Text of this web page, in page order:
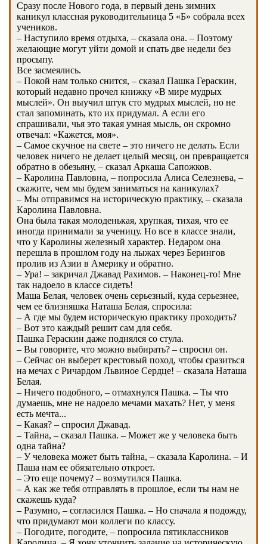
Сразу после Нового года, в первый день зимних
каникул классная руководительница 5 «Б» собрала всех
учеников.
– Наступило время отдыха, – сказала она. – Поэтому
желающие могут уйти домой и спать две недели без
просыпу.
Все засмеялись.
– Покой нам только снится, – сказал Пашка Гераскин,
который недавно прочел книжку «В мире мудрых
мыслей». Он выучил штук сто мудрых мыслей, но не
стал запоминать, кто их придумал. А если его
спрашивали, чья это такая умная мысль, он скромно
отвечал: «Кажется, моя».
– Самое скучное на свете – это ничего не делать. Если
человек ничего не делает целый месяц, он превращается
обратно в обезьяну, – сказал Аркаша Сапожков.
– Каролина Павловна, – попросила Алиса Селезнева, –
скажите, чем мы будем заниматься на каникулах?
– Мы отправимся на историческую практику, – сказала
Каролина Павловна.
Она была такая молоденькая, хрупкая, тихая, что ее
иногда принимали за ученицу. Но все в классе знали,
что у Каролины железный характер. Недаром она
перешла в прошлом году на лыжах через Берингов
пролив из Азии в Америку и обратно.
– Ура! – закричал Джавад Рахимов. – Наконец-то! Мне
так надоело в классе сидеть!
Маша Белая, человек очень серьезный, куда серьезнее,
чем ее близняшка Наташа Белая, спросила:
– А где мы будем историческую практику проходить?
– Вот это каждый решит сам для себя.
Пашка Гераскин даже поднялся со стула.
– Вы говорите, что можно выбирать? – спросил он.
– Сейчас он выберет крестовый поход, чтобы сразиться
на мечах с Ричардом Львиное Сердце! – сказала Наташа
Белая.
– Ничего подобного, – отмахнулся Пашка. – Ты что
думаешь, мне не надоело мечами махать? Нет, у меня
есть мечта...
– Какая? – спросил Джавад.
– Тайна, – сказал Пашка. – Может же у человека быть
одна тайна?
– У человека может быть тайна, – сказала Каролина. – И
Паша нам ее обязательно откроет.
– Это еще почему? – возмутился Пашка.
– А как же тебя отправлять в прошлое, если ты нам не
скажешь куда?
– Разумно, – согласился Пашка. – Но сначала я подожду,
что придумают мои коллеги по классу.
– Погодите, погодите, – попросила пятиклассников